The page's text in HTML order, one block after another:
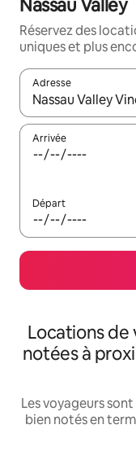
Nassau Valley
Réservez des
uniques et plus
Adresse
Lorsque les
Arrivée
Départ
Locations de
notées à
Les voyageurs
bien notés en